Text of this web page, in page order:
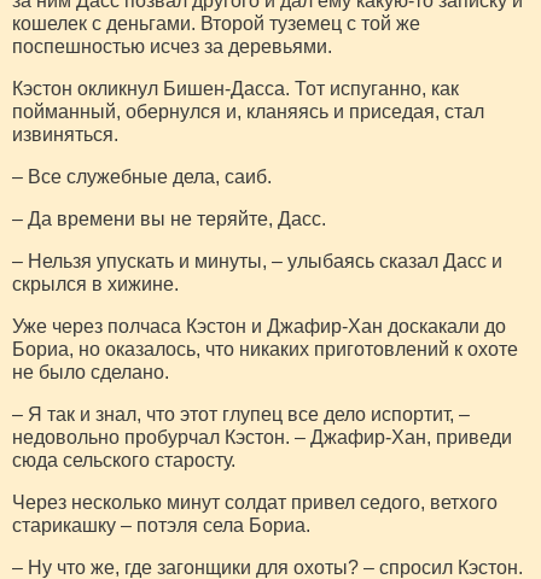
кошелек с деньгами. Второй туземец с той же
поспешностью исчез за деревьями.
Кэстон окликнул Бишен-Дасса. Тот испуганно, как
пойманный, обернулся и, кланяясь и приседая, стал
извиняться.
– Все служебные дела, саиб.
– Да времени вы не теряйте, Дасс.
– Нельзя упускать и минуты, – улыбаясь сказал Дасс и
скрылся в хижине.
Уже через полчаса Кэстон и Джафир-Хан доскакали до
Бориа, но оказалось, что никаких приготовлений к охоте
не было сделано.
– Я так и знал, что этот глупец все дело испортит, –
недовольно пробурчал Кэстон. – Джафир-Хан, приведи
сюда сельского старосту.
Через несколько минут солдат привел седого, ветхого
старикашку – потэля села Бориа.
– Ну что же, где загонщики для охоты? – спросил Кэстон.